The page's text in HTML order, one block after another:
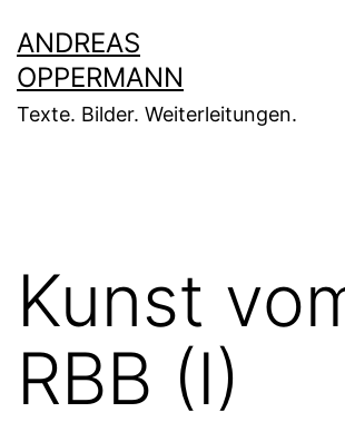
Inhalt
springen
ANDREAS
OPPERMANN
Texte. Bilder. Weiterleitungen.
Kunst
RBB (I)